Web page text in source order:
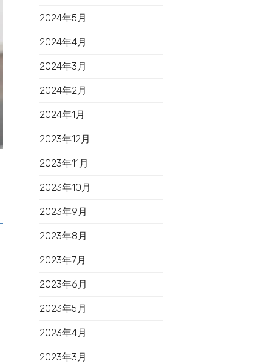
2024年5月
2024年4月
2024年3月
2024年2月
2024年1月
2023年12月
2023年11月
2023年10月
2023年9月
2023年8月
2023年7月
2023年6月
2023年5月
2023年4月
2023年3月